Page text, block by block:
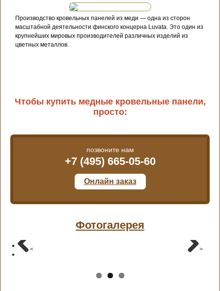
Производство кровельных панелей из меди — одна из сторон
масштабной деятельности финского концерна Luvata. Это один из
крупнейших мировых производителей различных изделий из
цветных металлов.
Чтобы купить медные кровельные панели,
просто:
позвоните нам
+7 (495) 665-05-60
Онлайн заказ
Фотогалерея
< >